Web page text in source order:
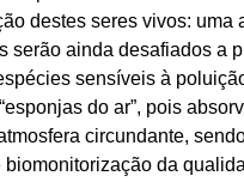
destes seres vivos:
serão ainda desafiados a
sensíveis à
do ar”, pois
circundante,
da